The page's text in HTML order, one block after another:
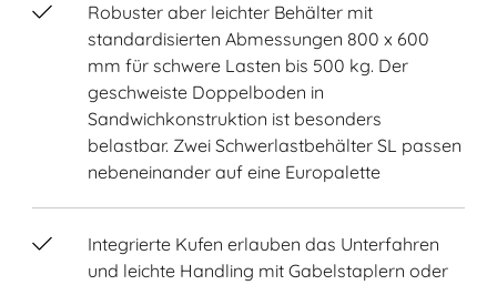
Robuster aber leichter Behälter mit
standardisierten Abmessungen 800 x 600
mm für schwere Lasten bis 500 kg. Der
geschweiste Doppelboden in
Sandwichkonstruktion ist besonders
belastbar. Zwei Schwerlastbehälter SL passen
nebeneinander auf eine Europalette
Integrierte Kufen erlauben das Unterfahren
und leichte Handling mit Gabelstaplern oder